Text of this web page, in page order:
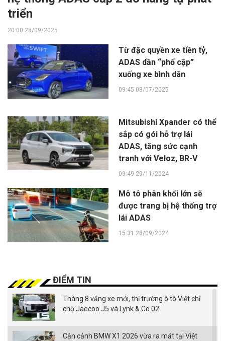
triển
20:00 28/09/2025
Từ đặc quyền xe tiền tỷ,
ADAS dần “phổ cập”
xuống xe bình dân
09:45 08/07/2025
Mitsubishi Xpander có thể
sắp có gói hỗ trợ lái
ADAS, tăng sức cạnh
tranh với Veloz, BR-V
09:49 29/11/2024
Mô tô phân khối lớn sẽ
được trang bị hệ thống trợ
lái ADAS
15:31 28/09/2024
ĐIỂM TIN
Tháng 8 vắng xe mới, thị trường ô tô Việt chỉ
chờ Jaecoo J5 và Lynk & Co 02
Cận cảnh BMW X1 2026 vừa ra mắt tại Việt